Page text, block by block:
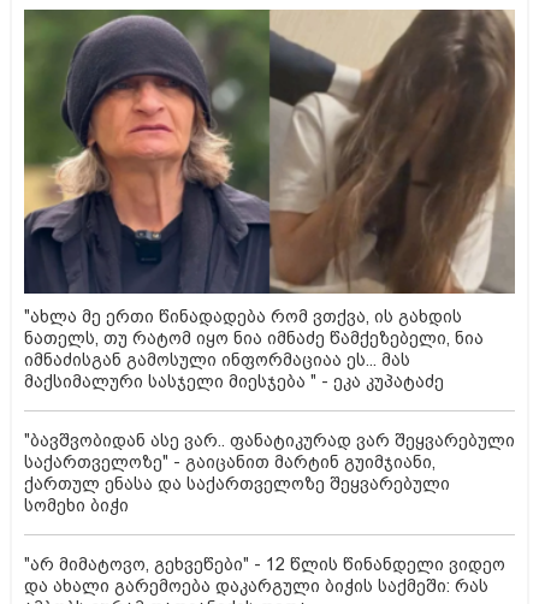
"ახლა მე ერთი წინადადება რომ ვთქვა, ის გახდის
ნათელს, თუ რატომ იყო ნია იმნაძე წამქეზებელი, ნია
იმნაძისგან გამოსული ინფორმაციაა ეს... მას
მაქსიმალური სასჯელი მიესჯება " - ეკა კუპატაძე
"ბავშვობიდან ასე ვარ.. ფანატიკურად ვარ შეყვარებული
საქართველოზე" - გაიცანით მარტინ გუიმჯიანი,
ქართულ ენასა და საქართველოზე შეყვარებული
სომეხი ბიჭი
"არ მიმატოვო, გეხვეწები" - 12 წლის წინანდელი ვიდეო
და ახალი გარემოება დაკარგული ბიჭის საქმეში: რას